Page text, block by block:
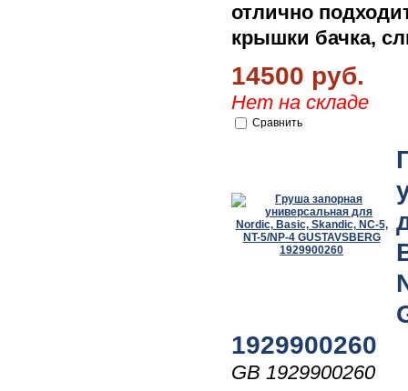
отлично
крышки бачка,
14500 руб.
Нет на складе
Сравнить
1929900260
GB 1929900260